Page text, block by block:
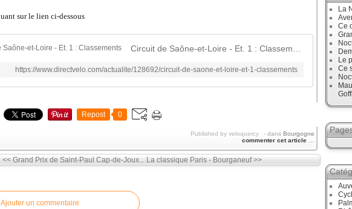
sur le lien ci-dessous
https://www.directvelo.com/actualite/128692/circuit-de-saone-et-loire-et-1-classements
Repost 0
Published by veloquercy - dans Bourgogne
commenter cet article
<< Grand Prix de Saint-Paul Cap-de-Joux... La classique Paris - Bourganeuf >>
Ajouter un commentaire
La
Ce
Le
Ce